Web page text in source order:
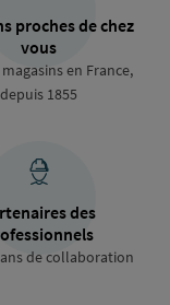
proches de chez
vous
en France,
depuis 1855
des
de collaboration